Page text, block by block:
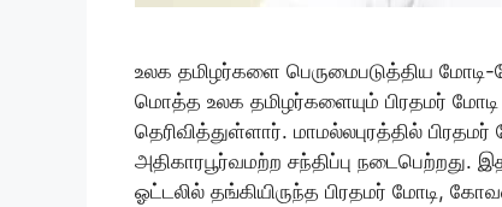
உலக தமிழர்களை பெருமைபடுத்திய
மொத்த உலக தமிழர்களையும் பிரதமர்
தெரிவித்துள்ளார். மாமல்லபுரத்தில்
அதிகாரபூர்வமற்ற சந்திப்பு
ஓட்டலில் தங்கியிருந்த பிரதமர் மோடி,